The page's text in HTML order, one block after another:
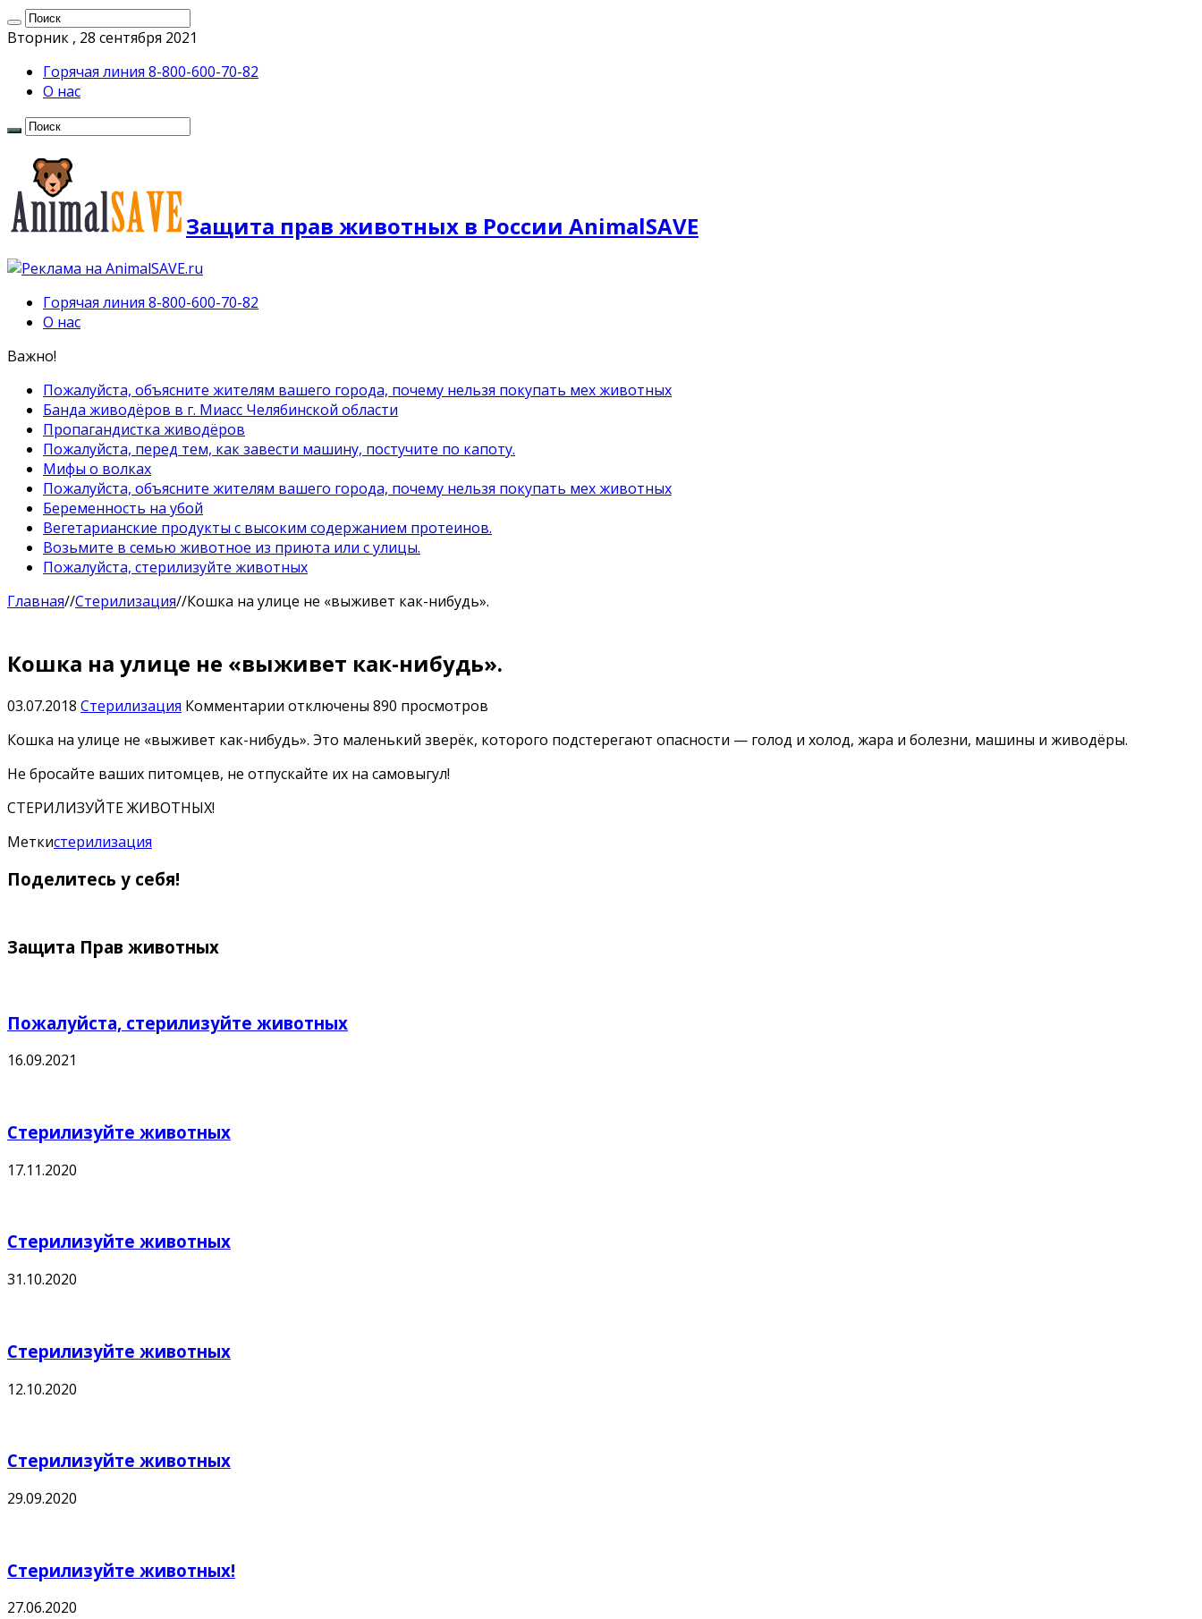
Вторник , 28 сентября 2021
Горячая линия 8-800-600-70-82
О нас
Защита прав животных в России AnimalSAVE
Горячая линия 8-800-600-70-82
О нас
Важно!
Пожалуйста, объясните жителям вашего города, почему нельзя покупать мех животных
Банда живодёров в г. Миасс Челябинской области
Пропагандистка живодёров
Пожалуйста, перед тем, как завести машину, постучите по капоту.
Мифы о волках
Пожалуйста, объясните жителям вашего города, почему нельзя покупать мех животных
Беременность на убой
Вегетарианские продукты с высоким содержанием протеинов.
Возьмите в семью животное из приюта или с улицы.
Пожалуйста, стерилизуйте животных
Главная//Стерилизация//Кошка на улице не «выживет как-нибудь».
Кошка на улице не «выживет как-нибудь».
03.07.2018 Стерилизация Комментарии к
Кошка
улице
отключены 890 просмотров
Кошка на улице не «выживет как-нибудь». Это маленький зверёк, которого подстерегают опасности — голод и холод, жара и болезни, машины и живодёры.
Не бросайте ваших питомцев, не отпускайте их на самовыгул!
СТЕРИЛИЗУЙТЕ ЖИВОТНЫХ!
Меткистерилизация
Поделитесь у себя!
Защита Прав животных
Пожалуйста, стерилизуйте животных
16.09.2021
Стерилизуйте животных
17.11.2020
Стерилизуйте животных
31.10.2020
Стерилизуйте животных
12.10.2020
Стерилизуйте животных
29.09.2020
Стерилизуйте животных!
27.06.2020